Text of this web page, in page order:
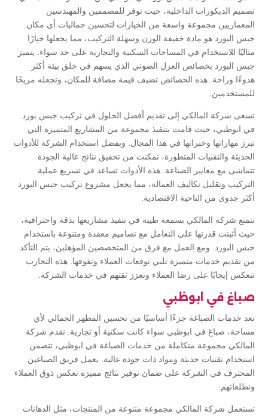
تصميم الديكورات الداخلية، حيث توفر للمصممين والمهندسين
المعماريين مجموعة واسعة من الخيارات لتحسين جماليات أي مكان.
جبس البورد هو مادة خفيفة الوزن وسهلة التركيب، مما يجعلها خيارًا
مثاليًا للاستخدام في المساحات السكنية والتجارية على حد سواء. يتميز
جبس البورد بخصائص العزل الصوتي الذي يسهم في خلق بيئة أكثر
هدوءًا وراحة. هذه الخصائص تضيف قيمة مضافة للمكان، وتجعله مريحًا
للمستخدمين.
تسعى شركة المالكي إلى تقديم أفضل الحلول في تركيب جبس بورد
في ابوظبي، حيث قامت بتنفيذ مجموعة من المشاريع المتميزة التي
تبرز مهاراتها وخبراتها في هذا المجال. وبفضل استخدام الشركة للأدوات
الحديثة والتقنيات المتطورة، تمكنت من تحقيق نتائج عالية الجودة
تتماشى مع معايير الصناعة. هذه الأدوات تساعد في تسريع عملية
التركيب وتقليل تكاليف العمالة، مما يجعل مشروع تركيب جبس البورد
أكثر جدوى من الناحية الاقتصادية.
تتمتع شركة المالكي بسمعة طيبة في تنفيذ مشاريعها بدقة واحترافية،
حيث أثبتت قدرتها على التعامل مع تصاميم معقدة ومتنوعة باستخدام
جبس البورد. ومع العمل مع فرق من المتخصصين المؤهلين، يتم التأكد
من تقديم خدمات متميزة تلبي توقعات العملاء وتفوقها. هذه التجارب
تنعكس إيجابًا على رضا العملاء وتعزز ثقتهم في خدمات الشركة.
صباغ في ابوظبي
تعد خدمات الصباغة جزءًا أساسيًا من تحسين المظهر الجمالي لأي
مساحة، صباغ في ابوظبي سواء كانت سكنية أو تجارية. تقدم شركة
المالكي مجموعة متكاملة من خدمات الصباغة في ابوظبي، تتضمن
استخدام تقنيات حديثة ومواد ذات جودة عالية. يعمل فريق الصباغين
المحترف في الشركة على ضمان توفير نتائج مميزة تعكس ذوق العملاء
وتطلعاتهم.
تستعمل شركة المالكي مجموعة متنوعة من المنتجات، مثل الدهانات